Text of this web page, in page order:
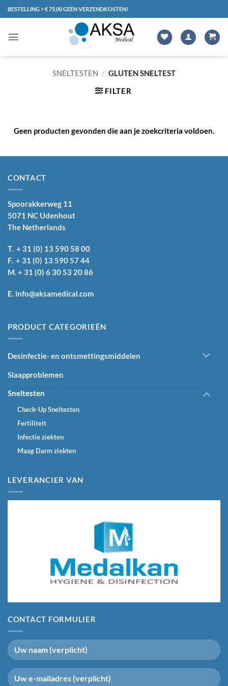
Ga
naar
BESTELLING > € 75,00 GEEN VERZENDKOSTEN!
SNELTESTEN / GLUTEN SNELTEST
FILTER
Geen producten gevonden die aan je zoekcriteria voldoen.
CONTACT
Spoorakkerweg 11
5071 NC Udenhout
The Netherlands
T. + 31 (0) 13 590 58 00
F. + 31 (0) 13 590 57 44
M. + 31 (0) 6 30 53 20 86
E. info@aksamedical.com
PRODUCT CATEGORIEËN
Desinfectie- en ontsmettingsmiddelen
Slaapproblemen
Sneltesten
Check-Up Sneltesten
Fertiliteit
Infectie ziekten
Maag Darm ziekten
LEVERANCIER VAN
CONTACT FORMULIER